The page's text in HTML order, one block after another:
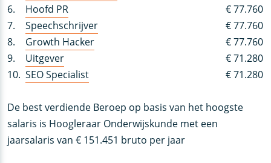
6.
Hoofd PR
€ 77.760
7.
Speechschrijver
€ 77.760
8.
Growth Hacker
€ 77.760
9.
Uitgever
€ 71.280
10. SEO Specialist € 71.280
De best verdiende Beroep op basis van het hoogste
salaris is Hoogleraar Onderwijskunde met een
jaarsalaris van € 151.451 bruto per jaar